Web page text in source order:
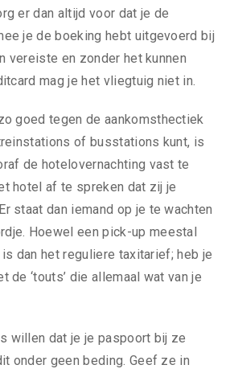
er dan altijd voor dat je de
je de boeking hebt uitgevoerd bij
vereiste en zonder het kunnen
mag je het vliegtuig niet in.
goed tegen de aankomsthectiek
of busstations kunt, is
de hotelovernachting vast te
hotel af te spreken dat zij je
staat dan iemand op je te wachten
Hoewel een pick-up meestal
dan het reguliere taxitarief; heb je
de ‘touts’ die allemaal wat van je
willen dat je je paspoort bij ze
onder geen beding. Geef ze in